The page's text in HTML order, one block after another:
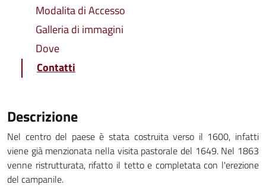
Modalita di Accesso
Galleria di immagini
Dove
Contatti
Descrizione
Nel centro del paese è stata costruita verso il 1600, infatti
viene già menzionata nella visita pastorale del 1649. Nel 1863
venne ristrutturata, rifatto il tetto e completata con l'erezione
del campanile.